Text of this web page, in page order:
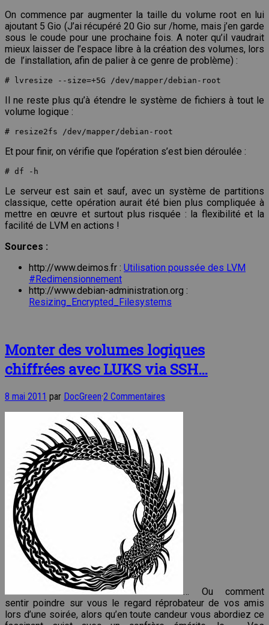
On commence par augmenter la taille du volume root en lui
ajoutant 5 Gio (J’ai récupéré 20 Gio sur /home, mais j’en garde
sous le coude pour une prochaine fois. A noter qu’il vaudrait
mieux laisser de l’espace libre à la création des volumes, lors
de l’installation, afin de palier à ce genre de problème) :
# lvresize --size=+5G /dev/mapper/debian-root
Il ne reste plus qu’à étendre le système de fichiers à tout le
volume logique :
# resize2fs /dev/mapper/debian-root
Et pour finir, on vérifie que l’opération s’est bien déroulée :
# df -h
Le serveur est sain et sauf, avec un système de partitions
classique, cette opération aurait été bien plus compliquée à
mettre en œuvre et surtout plus risquée : la flexibilité et la
facilité de LVM en actions !
Sources :
http://www.deimos.fr : Utilisation poussée des LVM
#Redimensionnement
http://www.debian-administration.org :
Resizing_Encrypted_Filesystems
Monter des volumes logiques
chiffrées avec LUKS via SSH…
8 mai 2011 par DocGreen·2 Commentaires
… Ou comment
sentir poindre sur vous le regard réprobateur de vos amis
lors d’une soirée, alors qu’en toute candeur vous abordiez ce